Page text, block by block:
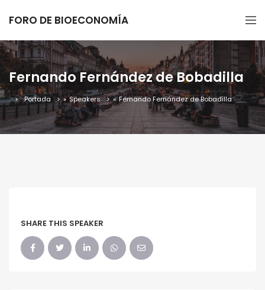
FORO DE BIOECONOMÍA
Fernando Fernández de Bobadilla
Portada » Speakers » Fernando Fernández de Bobadilla
SHARE THIS SPEAKER